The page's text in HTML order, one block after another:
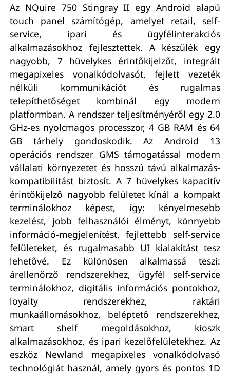
Az NQuire 750 Stingray II egy Android alapú
touch panel számítógép, amelyet retail, self-
service, ipari és ügyfélinterakciós
alkalmazásokhoz fejlesztettek. A készülék egy
nagyobb, 7 hüvelykes érintőkijelzőt, integrált
megapixeles vonalkódolvasót, fejlett vezeték
nélküli kommunikációt és rugalmas
telepíthetőséget kombinál egy modern
platformban. A rendszer teljesítményéről egy 2.0
GHz-es nyolcmagos processzor, 4 GB RAM és 64
GB tárhely gondoskodik. Az Android 13
operációs rendszer GMS támogatással modern
vállalati környezetet és hosszú távú alkalmazás-
kompatibilitást biztosít. A 7 hüvelykes kapacitív
érintőkijelző nagyobb felületet kínál a kompakt
terminálokhoz képest, így: kényelmesebb
kezelést, jobb felhasználói élményt, könnyebb
információ-megjelenítést, fejlettebb self-service
felületeket, és rugalmasabb UI kialakítást tesz
lehetővé. Ez különösen alkalmassá teszi:
árellenőrző rendszerekhez, ügyfél self-service
terminálokhoz, digitális információs pontokhoz,
loyalty rendszerekhez, raktári
munkaállomásokhoz, beléptető rendszerekhez,
smart shelf megoldásokhoz, kioszk
alkalmazásokhoz, és ipari kezelőfelületekhez. Az
eszköz Newland megapixeles vonalkódolvasó
technológiát használ, amely gyors és pontos 1D